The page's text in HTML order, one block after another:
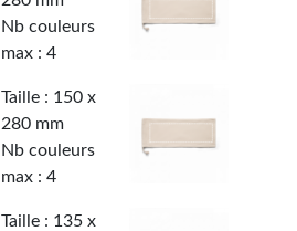
Nb couleurs
max : 4
Taille : 150 x
280 mm
Nb couleurs
max : 4
Taille : 135 x